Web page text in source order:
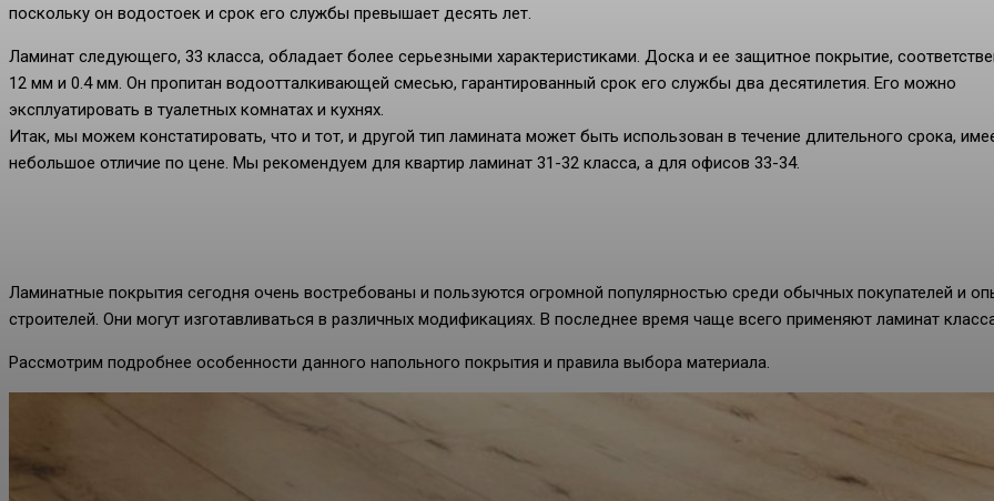
поскольку он водостоек и срок его службы превышает десять лет.
Ламинат следующего, 33 класса, обладает более серьезными характеристиками. Доска и ее защитное покрытие,
12 мм и 0.4 мм. Он пропитан водоотталкивающей смесью, гарантированный срок его службы два десятилетия. Его можно
эксплуатировать в туалетных комнатах и кухнях.
Итак, мы можем констатировать, что и тот, и другой тип ламината может быть использован в течение длительного срока,
небольшое отличие по цене. Мы рекомендуем для квартир ламинат 31-32 класса, а для офисов 33-34.
Ламинатные покрытия сегодня очень востребованы и пользуются огромной популярностью среди обычных покупателей и
строителей. Они могут изготавливаться в различных модификациях. В последнее время чаще всего применяют ламинат
Рассмотрим подробнее особенности данного напольного покрытия и правила выбора материала.